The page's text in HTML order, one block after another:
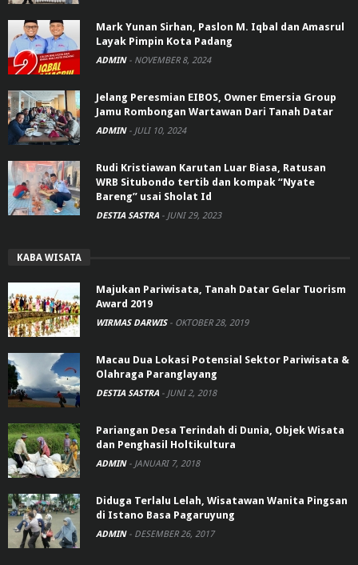
Mark Yunan Sirhan, Paslon M. Iqbal dan Amasrul
Layak Pimpin Kota Padang
ADMIN - NOVEMBER 8, 2024
Jelang Peresmian EIBOS, Owner Emersia Group
Jamu Rombongan Wartawan Dari Tanah Datar
ADMIN - JULI 10, 2024
Rudi Kristiawan Karutan Luar Biasa, Ratusan
WRB Situbondo tertib dan kompak “Nyate
Bareng” usai Sholat Id
DESTIA SASTRA - JUNI 29, 2023
KABA WISATA
Majukan Pariwisata, Tanah Datar Gelar Tuorism
Award 2019
WIRMAS DARWIS - OKTOBER 28, 2019
Macau Dua Lokasi Potensial Sektor Pariwisata &
Olahraga Paranglayang
DESTIA SASTRA - JUNI 2, 2018
Pariangan Desa Terindah di Dunia, Objek Wisata
dan Penghasil Holtikultura
ADMIN - JANUARI 7, 2018
Diduga Terlalu Lelah, Wisatawan Wanita Pingsan
di Istano Basa Pagaruyung
ADMIN - DESEMBER 26, 2017